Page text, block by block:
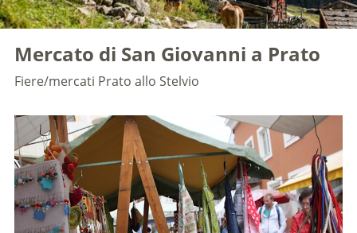
Mercato di San Giovanni a Prato
Fiere/mercati Prato allo Stelvio